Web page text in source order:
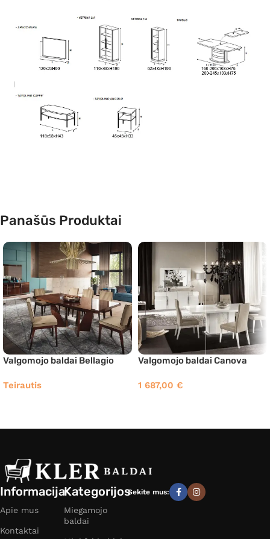
Panašūs Produktai
Valgomojo baldai Bellagio
Teirautis
Valgomojo baldai Canova
1 687,00 €
Informacija
Apie mus
Kontaktai
Kategorijos
Miegamojo
baldai
Sekite mus: